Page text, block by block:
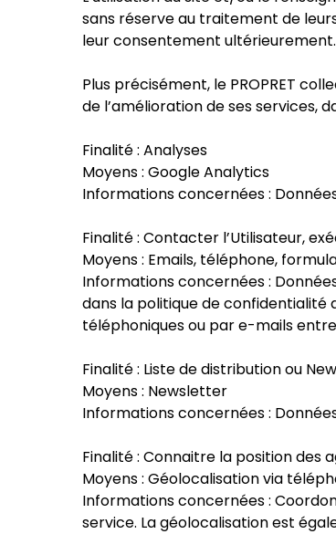
sans réserve au traitement de
leur consentement ultérieurement.
Plus précisément, le PROPRET
de l’amélioration de ses services,
Finalité : Analyses
Moyens : Google Analytics
Informations concernées :
Finalité : Contacter l’Utilisateur,
Moyens : Emails, téléphone,
Informations concernées :
dans la politique de confidentialité
téléphoniques ou par e-mails
Finalité : Liste de distribution ou
Moyens : Newsletter
Informations concernées :
Finalité : Connaitre la position des
Moyens : Géolocalisation via
Informations concernées :
service. La géolocalisation est